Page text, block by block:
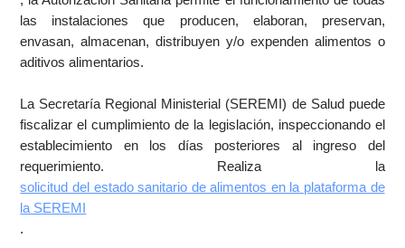
las instalaciones que producen, elaboran, preservan,
envasan, almacenan, distribuyen y/o expenden alimentos o
aditivos alimentarios.
La Secretaría Regional Ministerial (SEREMI) de Salud puede
fiscalizar el cumplimiento de la legislación, inspeccionando el
establecimiento en los días posteriores al ingreso del
requerimiento. Realiza la
solicitud del estado sanitario de alimentos en la plataforma de
la SEREMI
.